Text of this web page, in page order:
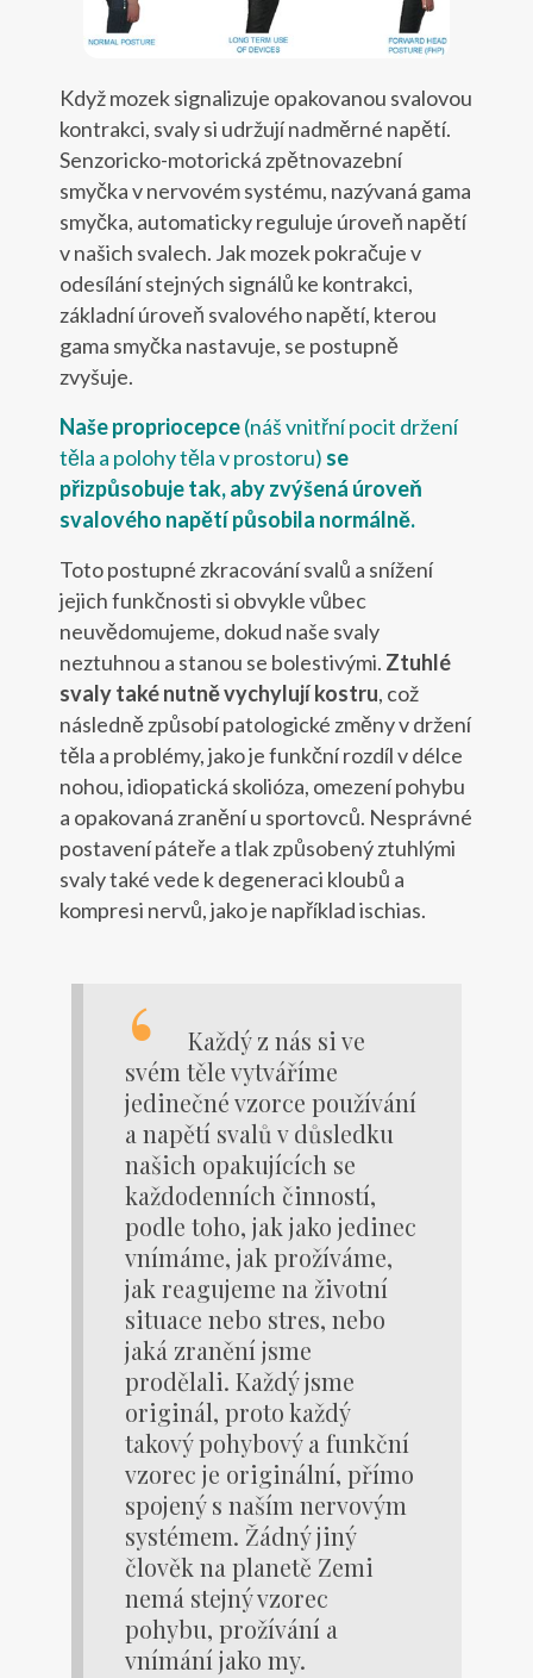
Když mozek signalizuje opakovanou svalovou
kontrakci, svaly si udržují nadměrné napětí.
Senzoricko-motorická zpětnovazební
smyčka v nervovém systému, nazývaná gama
smyčka, automaticky reguluje úroveň napětí
v našich svalech. Jak mozek pokračuje v
odesílání stejných signálů ke kontrakci,
základní úroveň svalového napětí, kterou
gama smyčka nastavuje, se postupně
zvyšuje.
Naše propriocepce(náš vnitřní pocit držení
těla a polohy těla v prostoru) se
přizpůsobuje tak, aby zvýšená úroveň
svalového napětí působila normálně.
Toto postupné zkracování svalů a snížení
jejich funkčnosti si obvykle vůbec
neuvědomujeme, dokud naše svaly
neztuhnou a stanou se bolestivými. Ztuhlé
svaly také nutně vychylují kostru, což
následně způsobí patologické změny v držení
těla a problémy, jako je funkční rozdíl v délce
nohou, idiopatická skolióza, omezení pohybu
a opakovaná zranění u sportovců. Nesprávné
postavení páteře a tlak způsobený ztuhlými
svaly také vede k degeneraci kloubů a
kompresi nervů, jako je například ischias.
Každý z nás si ve
svém těle vytváříme
jedinečné vzorce používání
a napětí svalů v důsledku
našich opakujících se
každodenních činností,
podle toho, jak jako jedinec
vnímáme, jak prožíváme,
jak reagujeme na životní
situace nebo stres, nebo
jaká zranění jsme
prodělali. Každý jsme
originál, proto každý
takový pohybový a funkční
vzorec je originální, přímo
spojený s naším nervovým
systémem. Žádný jiný
člověk na planetě Zemi
nemá stejný vzorec
pohybu, prožívání a
vnímání jako my.